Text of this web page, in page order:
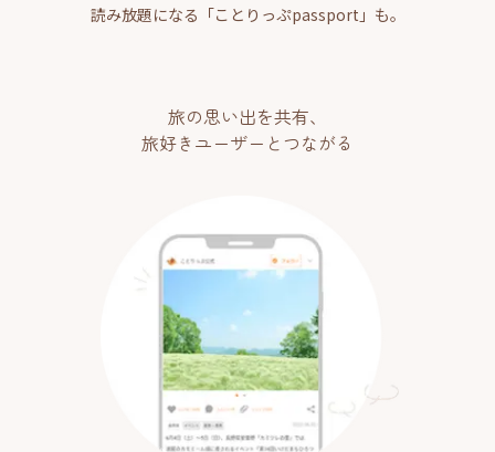
読み放題になる「ことりっぷpassport」も。
旅の思い出を共有、
旅好きユーザーとつながる